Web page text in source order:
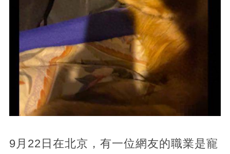
9月22日在北京，有一位網友的職業是寵